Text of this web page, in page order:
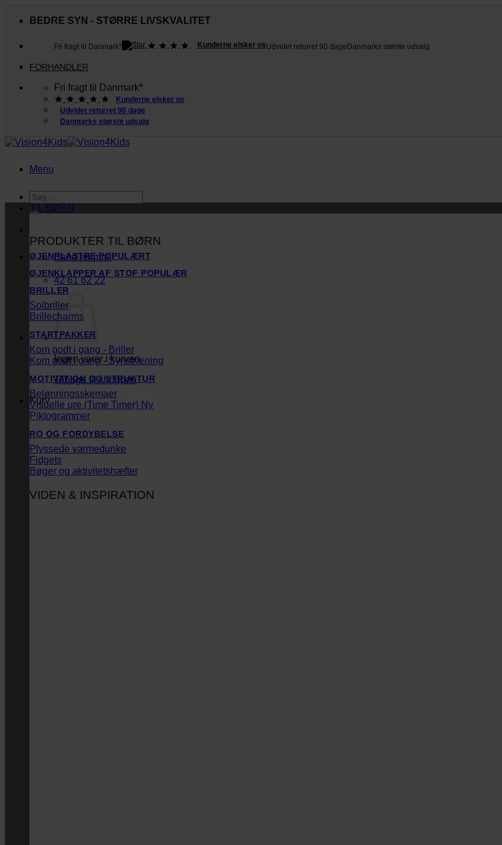
BEDRE SYN - STØRRE LIVSKVALITET
Fri fragt til Danmark* Kunderne elsker osUdvidet returret 90 dage Danmarks største udvalg
FORHANDLER
Fri fragt til Danmark*
Kunderne elsker os
Udvidet returret 90 dage
Danmarks største udvalg
Menu
Søg
efter:
Send en mail
42 61 62 22
Ingen varer i kurven.
Tilbage til shoppen
Kurv
TIL BØRN
PRODUKTER TIL BØRN
ØJENPLASTRE
ØJENKLAPPER AF STOF
BRILLER
Solbriller
Brillecharms
STARTPAKKER
Kom godt i gang - Briller
Kom godt i gang - Synstræning
MOTIVATION OG STRUKTUR
Belønningsskemaer
Visuelle ure (Time Timer)
Piktogrammer
RO OG FORDYBELSE
Plyssede varmedunke
Fidgets
Bøger og aktivitetshæfter
VIDEN & INSPIRATION